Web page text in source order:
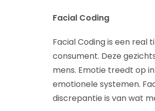
Facial Coding
Facial Coding is een real
consument. Deze
mens. Emotie treedt op
emotionele systemen.
discrepantie is van wat